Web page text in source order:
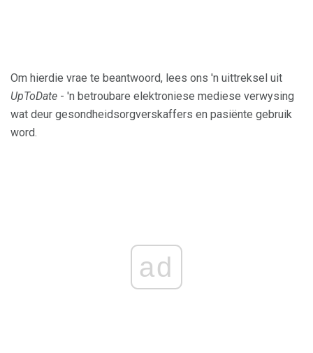
Om hierdie vrae te beantwoord, lees ons 'n uittreksel uit
UpToDate - 'n betroubare elektroniese mediese verwysing
wat deur gesondheidsorgverskaffers en pasiënte gebruik
word.
ad